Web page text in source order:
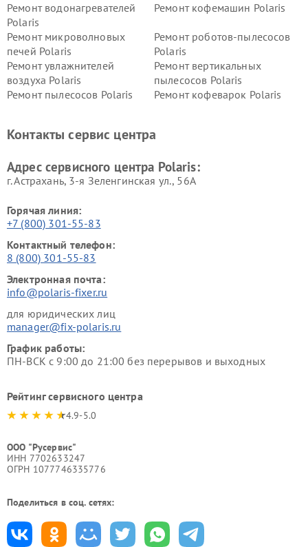
Ремонт водонагревателей
Polaris
Ремонт кофемашин Polaris
Ремонт микроволновых
печей Polaris
Ремонт роботов-пылесосов
Polaris
Ремонт увлажнителей
воздуха Polaris
Ремонт вертикальных
пылесосов Polaris
Ремонт пылесосов Polaris
Ремонт кофеварок Polaris
Контакты сервис центра
Адрес сервисного центра Polaris:
г. Астрахань, 3-я Зеленгинская ул., 56А
Горячая линия:
+7 (800) 301-55-83
Контактный телефон:
8 (800) 301-55-83
Электронная почта:
info@polaris-fixer.ru
для юридических лиц
manager@fix-polaris.ru
График работы:
ПН-ВСК с 9:00 до 21:00 без перерывов и выходных
Рейтинг сервисного центра
4.9-5.0
ООО "Русервис"
ИНН 7702633247
ОГРН 1077746335776
Поделиться в соц. сетях: